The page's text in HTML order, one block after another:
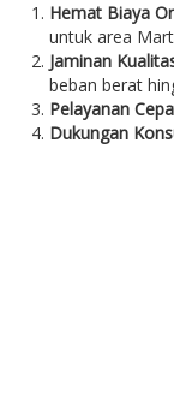
Hemat Biaya
untuk area
Jaminan
beban berat
Pelayanan
Dukungan